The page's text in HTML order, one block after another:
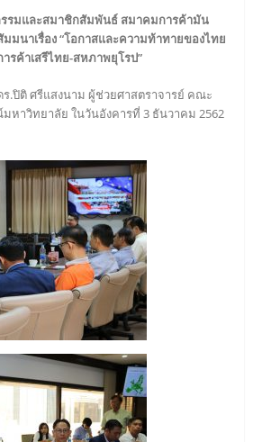
รมและสมาชิกสัมพันธ์ สมาคมการค้ามัน
มนาเรื่อง “โอกาสและความท้าทายของไทย
รค้าเสรีไทย-สหภาพยุโรป”
ร.ปิติ ศรีแสงนาม ผู้ช่วยศาสตราจารย์ คณะ
หาวิทยาลัย ในวันอังคารที่ 3 ธันวาคม 2562